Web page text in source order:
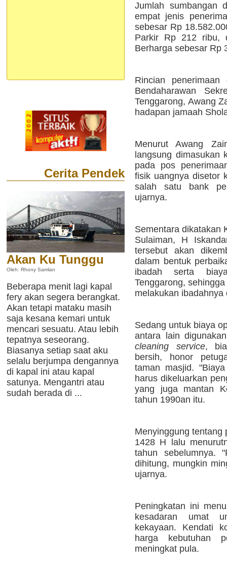
Cerita Pendek
Akan Ku Tunggu
Oleh: Rhony Samlan
Beberapa menit lagi kapal
fery akan segera berangkat.
Akan tetapi mataku masih
saja kesana kemari untuk
mencari sesuatu. Atau lebih
tepatnya seseorang.
Biasanya setiap saat aku
selalu berjumpa dengannya
di kapal ini atau kapal
satunya. Mengantri atau
sudah berada di ...
Jumlah sumbangan
empat jenis
sebesar Rp
Parkir Rp 212 ribu,
Berharga sebesar Rp
Rincian
Bendaharawan
Tenggarong, Awang
hadapan jamaah
Menurut Awang
langsung dimasukan
pada pos
fisik uangnya disetor
salah satu bank
ujarnya.
Sementara dikatakan
Sulaiman, H
tersebut akan
dalam bentuk
ibadah serta
Tenggarong,
melakukan ibadahnya
Sedang untuk biaya
antara lain
cleaning service,
bersih, honor
taman masjid.
harus dikeluarkan
yang juga mantan
tahun 1990an itu.
Menyinggung tentang
1428 H lalu
tahun sebelumnya.
dihitung, mungkin
ujarnya.
Peningkatan ini
kesadaran umat
kekayaan. Kendati
harga kebutuhan
meningkat pula.